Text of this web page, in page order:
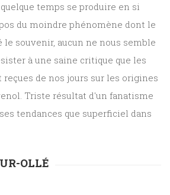
temps se produire en si
du moindre phénomène dont le
le souvenir, aucun ne nous semble
à une saine critique que les
de nos jours sur les origines
Triste résultat d'un fanatisme
tendances que superficiel dans
OLLÉ